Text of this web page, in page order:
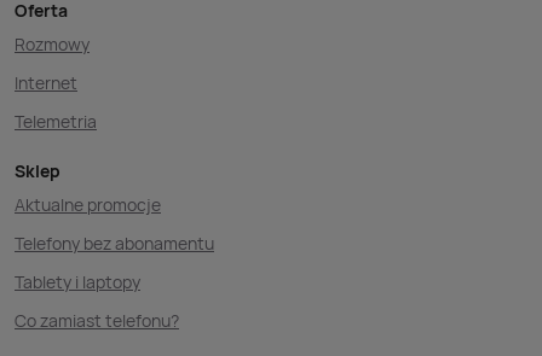
Oferta
Rozmowy
Internet
Telemetria
Sklep
Aktualne promocje
Telefony bez abonamentu
Tablety i laptopy
Co zamiast telefonu?